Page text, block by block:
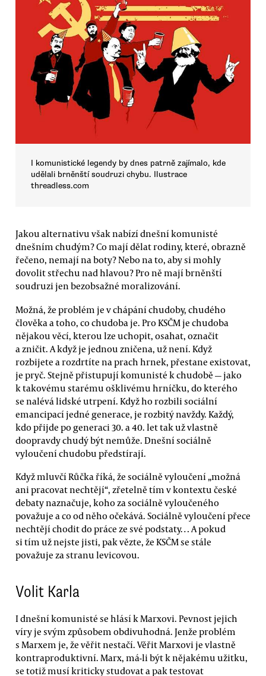
I komunistické legendy by dnes patrně zajímalo, kde
udělali brněnští soudruzi chybu. Ilustrace
threadless.com
Jakou alternativu však nabízí dnešní komunisté
dnešním chudým? Co mají dělat rodiny, které, obrazně
řečeno, nemají na boty? Nebo na to, aby si mohly
dovolit střechu nad hlavou? Pro ně mají brněnští
soudruzi jen bezobsažné moralizování.
Možná, že problém je v chápání chudoby, chudého
člověka a toho, co chudoba je. Pro KSČM je chudoba
nějakou věcí, kterou lze uchopit, osahat, označit
a zničit. A když je jednou zničena, už není. Když
rozbijete a rozdrtíte na prach hrnek, přestane existovat,
je pryč. Stejně přistupují komunisté k chudobě — jako
k takovému starému ošklivému hrníčku, do kterého
se nalévá lidské utrpení. Když ho rozbili sociální
emancipací jedné generace, je rozbitý navždy. Každý,
kdo přijde po generaci 30. a 40. let tak už vlastně
doopravdy chudý být nemůže. Dnešní sociálně
vyloučení chudobu předstírají.
Když mluvčí Růčka říká, že sociálně vyloučení „možná
ani pracovat nechtějí“, zřetelně tím v kontextu české
debaty naznačuje, koho za sociálně vyloučeného
považuje a co od něho očekává. Sociálně vyloučení přece
nechtějí chodit do práce ze své podstaty… A pokud
si tím už nejste jisti, pak vězte, že KSČM se stále
považuje za stranu levicovou.
Volit Karla
I dnešní komunisté se hlásí k Marxovi. Pevnost jejich
víry je svým způsobem obdivuhodná. Jenže problém
s Marxem je, že věřit nestačí. Věřit Marxovi je vlastně
kontraproduktivní. Marx, má-li být k nějakému užitku,
se totiž musí kriticky studovat a pak testovat